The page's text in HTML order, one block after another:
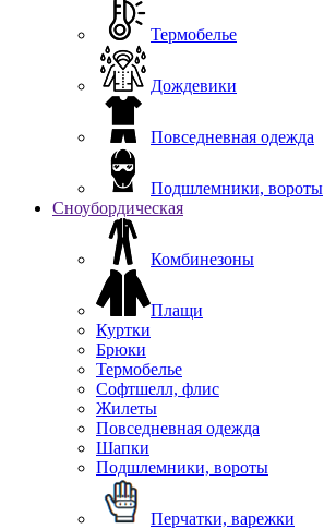
Термобелье
Дождевики
Повседневная одежда
Подшлемники, вороты
Сноубордическая
Комбинезоны
Плащи
Куртки
Брюки
Термобелье
Софтшелл, флис
Жилеты
Повседневная одежда
Шапки
Подшлемники, вороты
Перчатки, варежки